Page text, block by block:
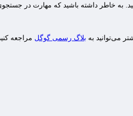
خاطر داشته باشید که مهارت در جستجوی
می‌توانید به بلاگ رسمی گوگل مراجعه